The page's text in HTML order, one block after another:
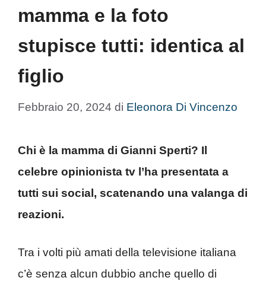
mamma e la foto
stupisce tutti: identica al
figlio
Febbraio 20, 2024 di Eleonora Di Vincenzo
Chi è la mamma di Gianni Sperti? Il
celebre opinionista tv l’ha presentata a
tutti sui social, scatenando una valanga di
reazioni.
Tra i volti più amati della televisione italiana
c’è senza alcun dubbio anche quello di